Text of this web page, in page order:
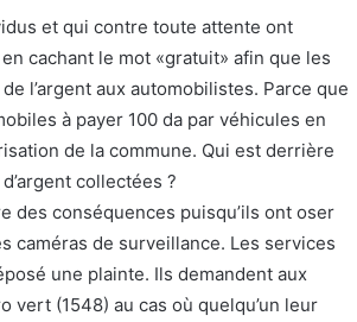
et qui contre toute attente ont
cachant le mot «gratuit» afin que les
l’argent aux automobilistes. Parce que
à payer 100 da par véhicules en
de la commune. Qui est derrière
collectées ?
des conséquences puisqu’ils ont oser
caméras de surveillance. Les services
une plainte. Ils demandent aux
(1548) au cas où quelqu’un leur